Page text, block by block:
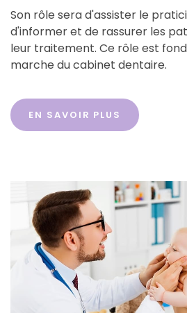
Son rôle sera d'assister le
d'informer et de rassurer les
leur traitement. Ce rôle est
marche du cabinet dentaire.
EN SAVOIR PLUS